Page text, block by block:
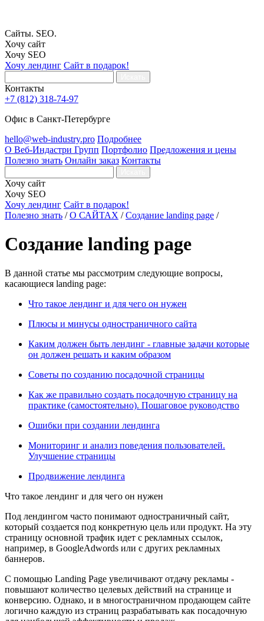
Сайты. SEO.
Хочу сайт
Хочу SEO
Хочу лендинг Сайт в подарок!
Контакты
+7 (812) 318-74-97
Офис в Санкт-Петербурге
hello@web-industry.pro Подробнее
О Веб-Индастри Групп Портфолио Предложения и цены
Полезно знать Онлайн заказ Контакты
Хочу сайт
Хочу SEO
Хочу лендинг Сайт в подарок!
Полезно знать / О САЙТАХ / Создание landing page /
Создание landing page
В данной статье мы рассмотрим следующие вопросы,
касающиеся landing page:
Что такое лендинг и для чего он нужен
Плюсы и минусы одностраничного сайта
Каким должен быть лендинг - главные задачи которые
он должен решать и каким образом
Советы по созданию посадочной страницы
Как же правильно создать посадочную страницу на
практике (самостоятельно). Пошаговое руководство
Ошибки при создании лендинга
Мониторинг и анализ поведения пользователей.
Улучшение страницы
Продвижение лендинга
Что такое лендинг и для чего он нужен
Под лендингом часто понимают одностраничный сайт,
который создается под конкретную цель или продукт. На эту
страницу основной трафик идет с рекламных ссылок,
например, в GoogleAdwords или с других рекламных
баннеров.
С помощью Landing Page увеличивают отдачу рекламы -
повышают количество целевых действий на странице и
конверсию. Однако, и в многостраничном продающем сайте
логично каждую из страниц разрабатывать как посадочную